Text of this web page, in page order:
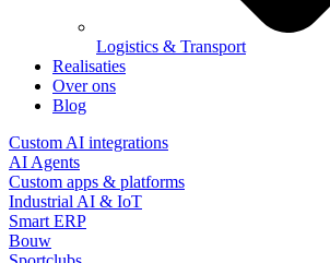
Logistics & Transport
Realisaties
Over ons
Blog
Custom AI integrations
AI Agents
Custom apps & platforms
Industrial AI & IoT
Smart ERP
Bouw